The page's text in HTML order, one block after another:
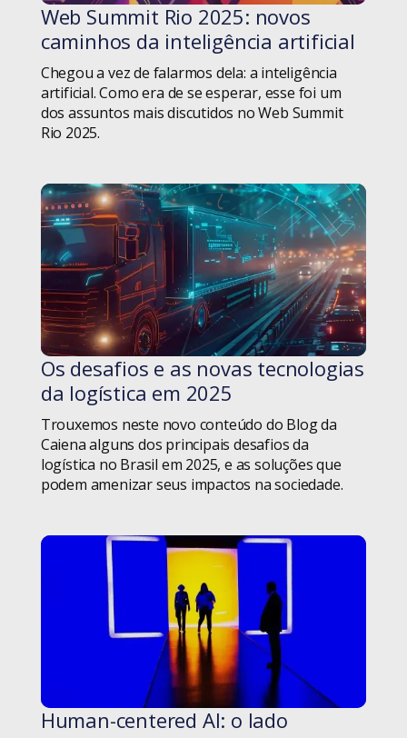
Terceiro Setor
Weleto
Educação
Equipes de Tecnologia
Eventos
Gestão de Projetos
Hard Skills
Homeoffice
iF Design Award
Iniciativa Privada
Inovação
Inteligência Artificial
Livros
Logística
Manifesto Ágil
Metodologia Ágil
#blog
Web Summit Rio 2025: novos
caminhos da inteligência artificial
Chegou a vez de falarmos dela: a inteligência
artificial. Como era de se esperar, esse foi um
dos assuntos mais discutidos no Web Summit
Rio 2025.
#blog
Os desafios e as novas tecnologias
da logística em 2025
Trouxemos neste novo conteúdo do Blog da
Caiena alguns dos principais desafios da
logística no Brasil em 2025, e as soluções que
podem amenizar seus impactos na sociedade.
#blog
Human-centered AI: o lado